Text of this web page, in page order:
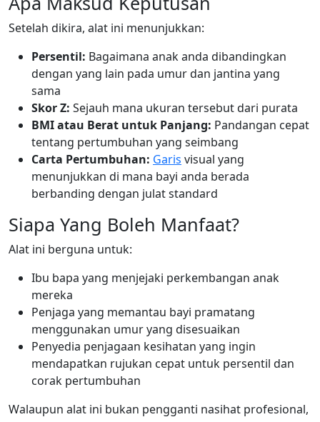
Setelah dikira, alat ini menunjukkan:
Persentil: Bagaimana anak anda dibandingkan
dengan yang lain pada umur dan jantina yang
sama
Skor Z: Sejauh mana ukuran tersebut dari purata
BMI atau Berat untuk Panjang: Pandangan cepat
tentang pertumbuhan yang seimbang
Carta Pertumbuhan: Garis visual yang
menunjukkan di mana bayi anda berada
berbanding dengan julat standard
Siapa Yang Boleh Manfaat?
Alat ini berguna untuk:
Ibu bapa yang menjejaki perkembangan anak
mereka
Penjaga yang memantau bayi pramatang
menggunakan umur yang disesuaikan
Penyedia penjagaan kesihatan yang ingin
mendapatkan rujukan cepat untuk persentil dan
corak pertumbuhan
Walaupun alat ini bukan pengganti nasihat profesional,